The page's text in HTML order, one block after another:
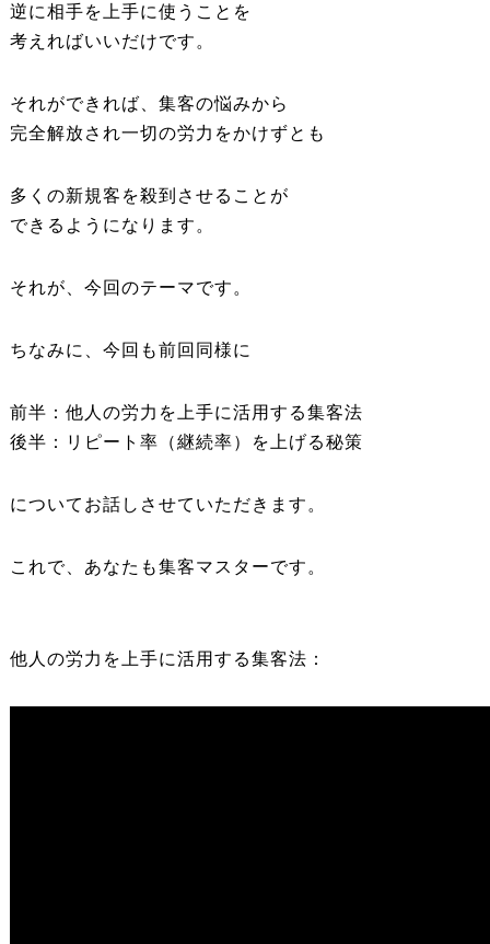
逆に相手を上手に使うことを
考えればいいだけです。
それができれば、集客の悩みから
完全解放され一切の労力をかけずとも
多くの新規客を殺到させることが
できるようになります。
それが、今回のテーマです。
ちなみに、今回も前回同様に
前半：他人の労力を上手に活用する集客法
後半：リピート率（継続率）を上げる秘策
についてお話しさせていただきます。
これで、あなたも集客マスターです。
他人の労力を上手に活用する集客法：